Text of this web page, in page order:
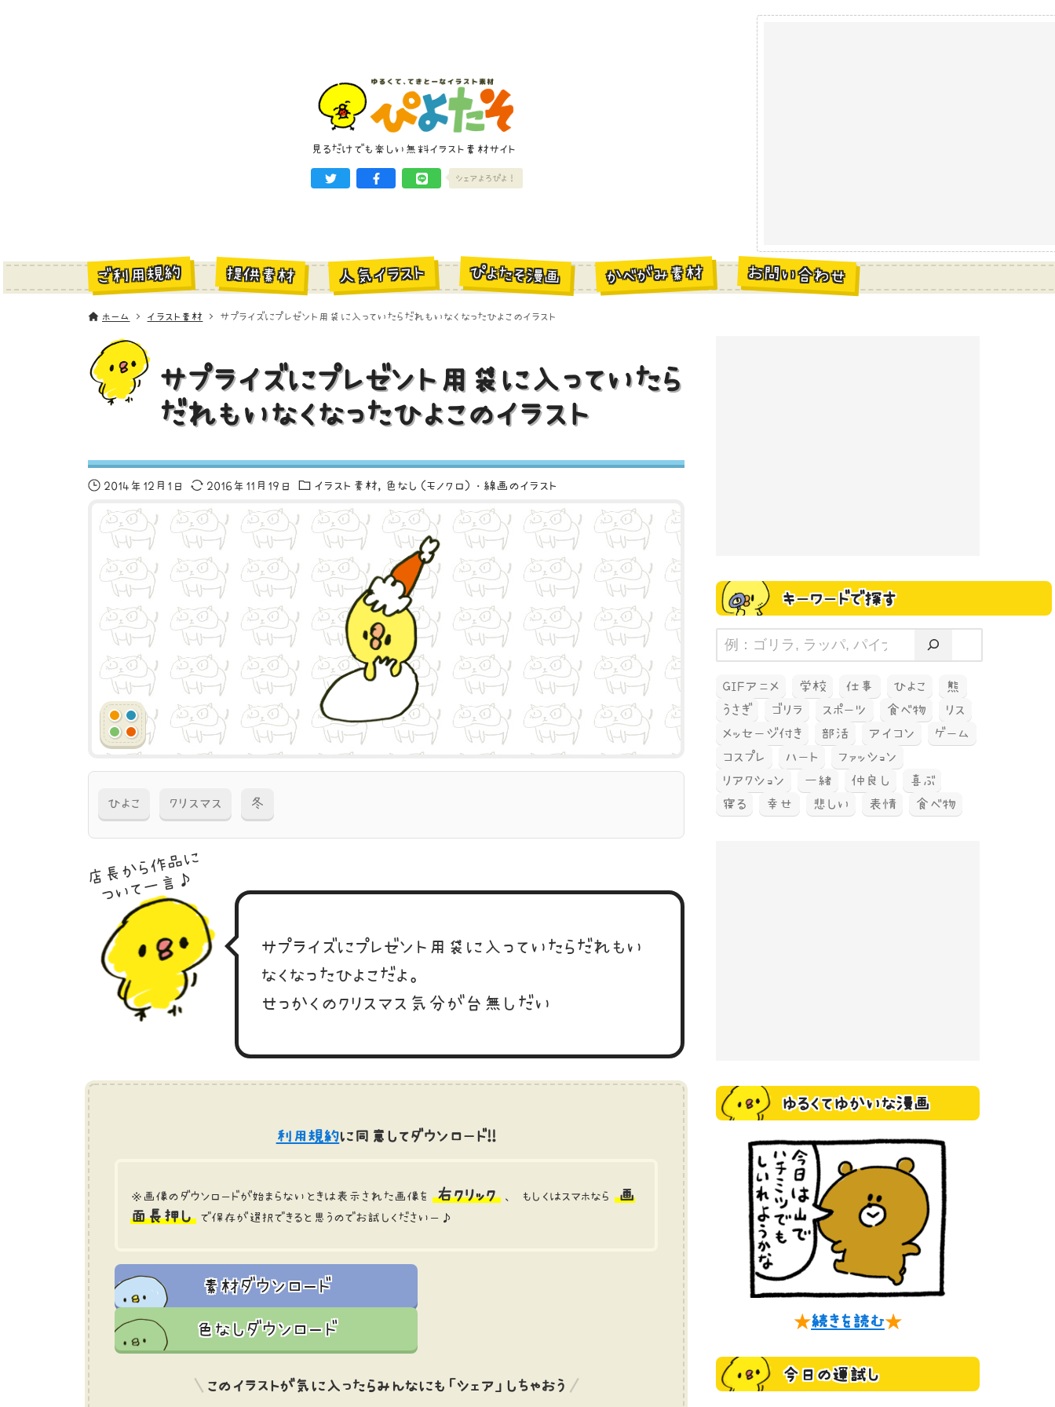
見るだけでも楽しい無料イラスト素材サイト
シェアよろぴよ！
ご利用規約 提供素材 人気イラスト ぴよたそ漫画 かべがみ素材 お問い合わせ
ホーム イラスト素材 サプライズにプレゼント用袋に入っていたらだれもいなくなったひよこのイラスト
サプライズにプレゼント用袋に入っていたら
だれもいなくなったひよこのイラスト
2014年12月1日 2016年11月19日 イラスト素材 色なし（モノクロ）・線画のイラスト
ひよこ クリスマス 冬
店長から作品に
ついて一言♪
サプライズにプレゼント用袋に入っていたらだれもい
なくなったひよこだよ。
せっかくのクリスマス気分が台無しだい
利用規約に同意してダウンロード!!
※画像のダウンロードが始まらないときは表示された画像を 右クリック 、 もしくはスマホなら
画
面長押し
で保存が選択できると思うのでお試しくださいー♪
素材ダウンロード
色なしダウンロード
このイラストが気に入ったらみんなにも「シェア」しちゃおう
キーワードで探す
GIFアニメ 学校 仕事 ひよこ
熊
うさぎ
ゴリラ スポーツ 食べ物
リス
メッセージ付き
部活 アイコン
ゲーム
コスプレ
ハート
ファッション
リアクション
一緒 仲良し
喜ぶ
寝る
幸せ 悲しい 表情 食べ物
ゆるくてゆかいな漫画
★続きを読む★
今日の運試し